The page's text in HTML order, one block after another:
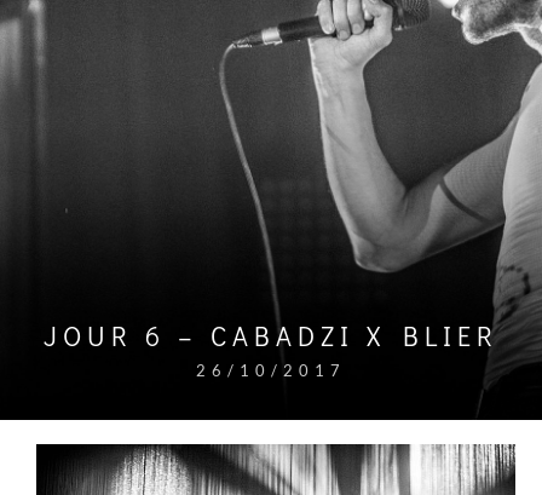
JOUR 6 – CABADZI X BLIER
26/10/2017